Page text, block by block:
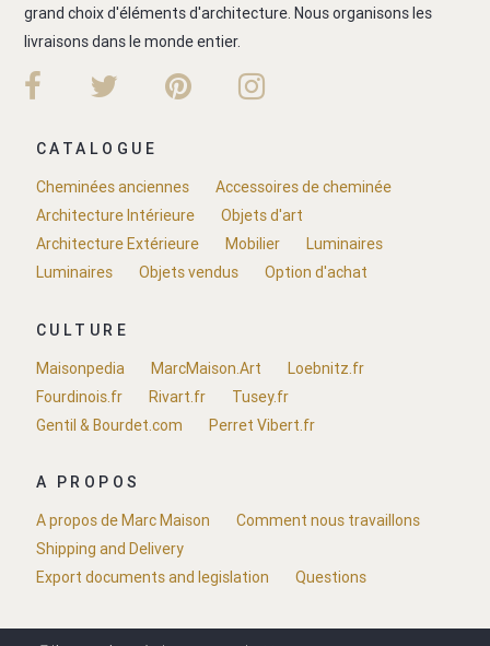
grand choix d'éléments d'architecture. Nous organisons les
livraisons dans le monde entier.
CATALOGUE
Cheminées anciennes
Accessoires de cheminée
Architecture Intérieure
Objets d'art
Architecture Extérieure
Mobilier
Luminaires
Luminaires
Objets vendus Option d'achat
CULTURE
Maisonpedia
MarcMaison.Art
Loebnitz.fr
Fourdinois.fr
Rivart.fr
Tusey.fr
Gentil & Bourdet.com
Perret Vibert.fr
A PROPOS
A propos de Marc Maison
Comment nous travaillons
Shipping and Delivery
Export documents and legislation
Questions